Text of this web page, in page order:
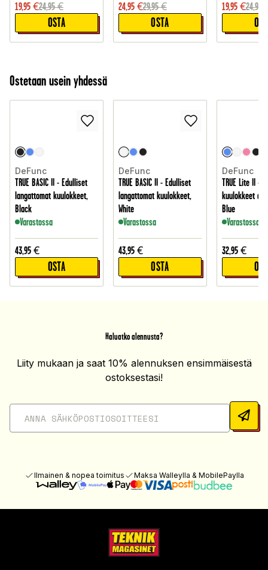
19,95 €24,95 €
OSTA
24,95 €29,95 €
OSTA
19,95 €24,95
Ostetaan usein yhdessä
DeFunc
TRUE BASIC II - Edulliset
langattomat kuulokkeet,
Black
Varastossa
43,95 €
OSTA
DeFunc
TRUE BASIC II - Edulliset
langattomat kuulokkeet,
White
Varastossa
43,95 €
OSTA
DeFunc
TRUE Lite II -
kuulokkeet
Blue
Varastossa
32,95 €
Haluatko alennusta?
Liity mukaan ja saat 10% alennuksen ensimmäisestä
ostoksestasi!
Ilmainen & nopea toimitus Maksa Walleylla & MobilePaylla